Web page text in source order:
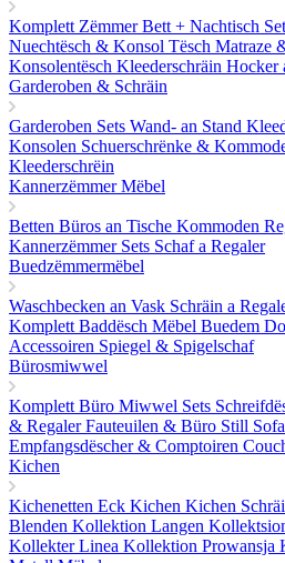
Komplett ZëmmerBett + Nachtisch Set
Nuechtësch & Konsol Tësch Matraze
Konsolentësch Kleederschräin Hocker
Garderoben & Schräin
Garderoben Sets Wand- an Stand
Konsolen Schuerschrënke &
Kleederschrëin
Kannerzëmmer Mëbel
Betten Büros an Tische Kommoden
Kannerzëmmer Sets Schaf a Regaler
Buedzëmmermëbel
Waschbecken an Vask Schräin a
Komplett Baddësch Mëbel Buedem
Accessoiren Spiegel & Spigelschaf
Bürosmiwwel
Komplett Büro Miwwel Sets
& RegalerFauteuilen & Büro Still
Empfangsdëscher & Comptoiren
Kichen
Kichenetten Eck Kichen Kichen
Blenden Kollektion Langen
Kollekter Linea Kollektion Prowansja